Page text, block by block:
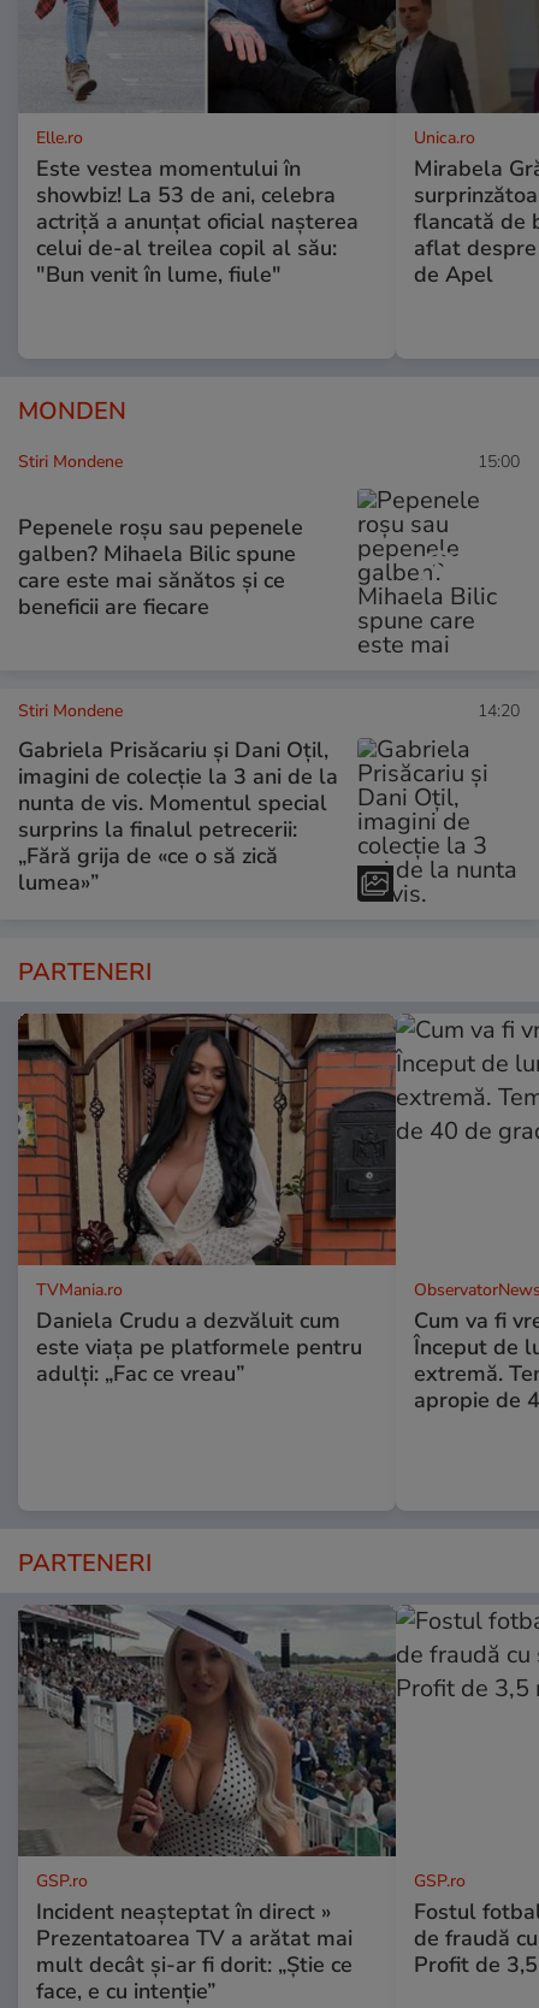
Elle.ro
Este vestea momentului în
showbiz! La 53 de ani, celebra
actriță a anunțat oficial nașterea
celui de-al treilea copil al său:
"Bun venit în lume, fiule"
Unica.ro
Mirabela
flancată de
aflat
de Apel
MONDEN
Stiri Mondene 15:00
Pepenele roșu sau pepenele
galben? Mihaela Bilic spune
care este mai sănătos și ce
beneficii are fiecare
Stiri Mondene 14:20
Gabriela Prisăcariu și Dani Oțil,
imagini de colecție la 3 ani de la
nunta de vis. Momentul special
surprins la finalul petrecerii:
„Fără grija de «ce o să zică
lumea»”
PARTENERI
TVMania.ro
Daniela Crudu a dezvăluit cum
este viața pe platformele pentru
adulți: „Fac ce vreau”
Cum va fi
Început de
extremă.
apropie de
PARTENERI
GSP.ro
Incident neașteptat în direct »
Prezentatoarea TV a arătat mai
mult decât și-ar fi dorit: „Știe ce
face, e cu intenție”
GSP.ro
Fostul
de fraudă
Profit de